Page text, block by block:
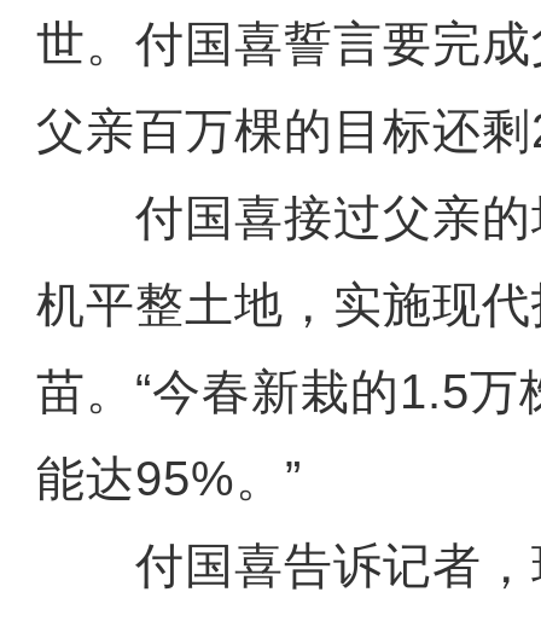
世。付国喜誓言要完
父亲百万棵的目标还剩
付国喜接过父亲的
机平整土地，实施现
苗。“今春新栽的1.5
能达95%。”
付国喜告诉记者，